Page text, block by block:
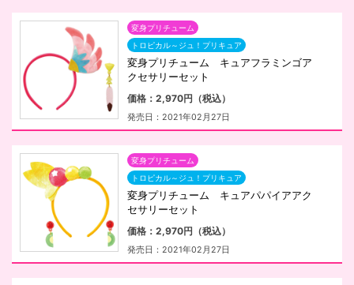
変身プリチューム
トロピカル～ジュ！プリキュア
変身プリチューム キュアフラミンゴア
クセサリーセット
価格：2,970円（税込）
発売日：2021年02月27日
変身プリチューム
トロピカル～ジュ！プリキュア
変身プリチューム キュアパパイアアク
セサリーセット
価格：2,970円（税込）
発売日：2021年02月27日